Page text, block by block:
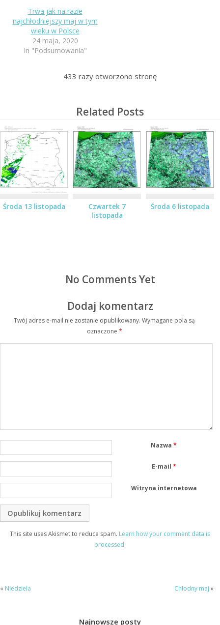
Trwa jak na razie
najchłodniejszy maj w tym
wieku w Polsce
24 maja, 2020
In "Podsumowania"
433 razy otworzono stronę
Related Posts
Środa 13 listopada
Czwartek 7
listopada
Środa 6 listopada
No Comments Yet
Dodaj komentarz
Twój adres e-mail nie zostanie opublikowany. Wymagane pola są
oznaczone *
Nazwa*
E-mail *
Witryna internetowa
This site uses Akismet to reduce spam. Learn how your comment data is
processed.
« Niedziela Chłodny maj »
Najnowsze posty